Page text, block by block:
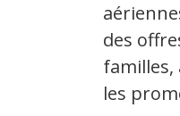
des
les